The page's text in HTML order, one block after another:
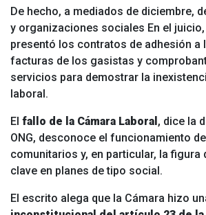
De hecho, a mediados de diciembre,
y organizaciones sociales En el
presentó los contratos de adhesión a
facturas de los gasistas y
servicios para demostrar la
laboral.
El fallo de la Cámara Laboral , dice la
ONG, desconoce el funcionamiento
comunitarios y, en particular, la figura
clave en planes de tipo social.
El escrito alega que la Cámara hizo